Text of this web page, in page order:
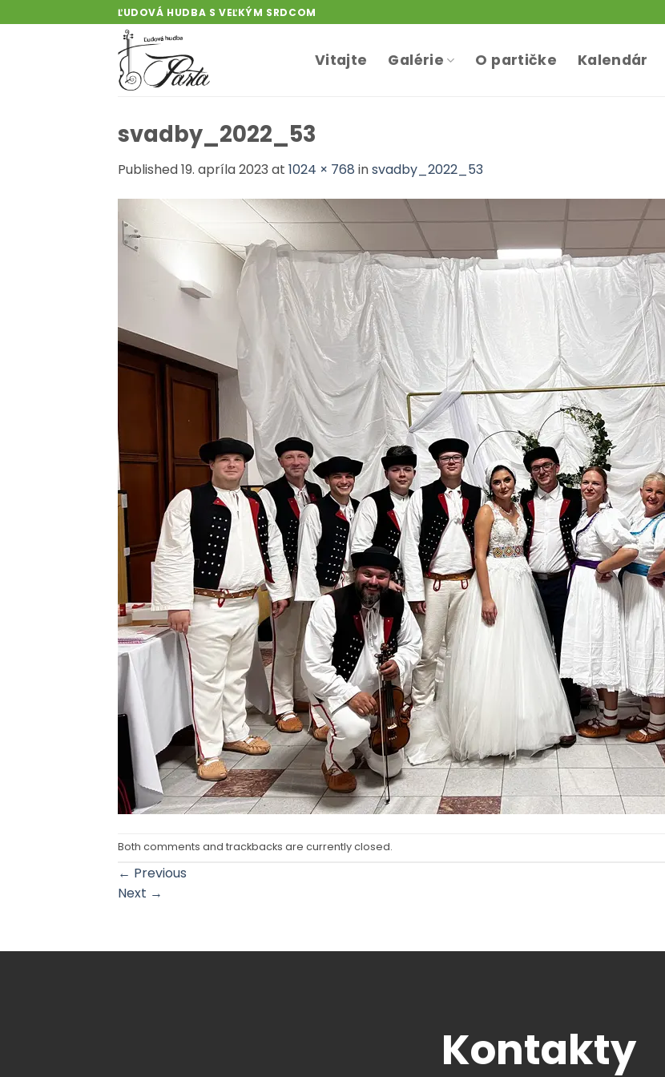
to
ĽUDOVÁ HUDBA S VEĽKÝM SRDCOM
Vitajte Galérie O partičke Kalendár
svadby_2022_53
Published19. apríla 2023 at 1024 × 768 insvadby_2022_53
Both comments and trackbacks are currently closed.
← Previous
Next →
Kontakty